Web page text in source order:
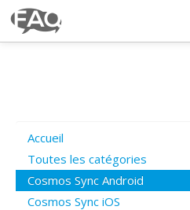
Poser une question
Questions ouvertes
Accueil
Toutes les catégories
Cosmos Sync Android
Cosmos Sync iOS